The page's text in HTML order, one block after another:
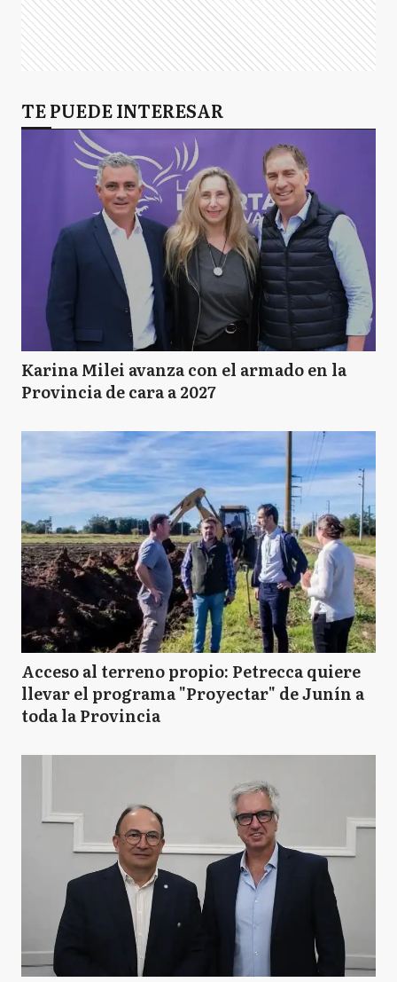
TE PUEDE INTERESAR
Karina Milei avanza con el armado en la
Provincia de cara a 2027
Acceso al terreno propio: Petrecca quiere
llevar el programa "Proyectar" de Junín a
toda la Provincia